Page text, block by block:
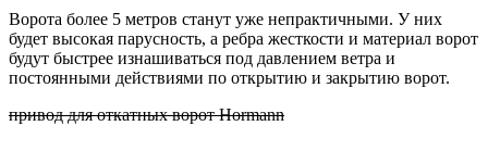
Ворота более 5 метров станут уже непрактичными. У них
будет высокая парусность, а ребра жесткости и материал ворот
будут быстрее изнашиваться под давлением ветра и
постоянными действиями по открытию и закрытию ворот.
привод для откатных ворот Hormann